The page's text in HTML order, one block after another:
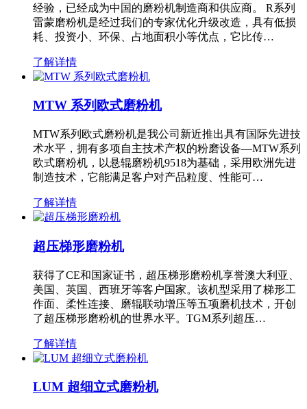
经验，已经成为中国的磨粉机制造商和供应商。 R系列
雷蒙磨粉机是经过我们的专家优化升级改造，具有低损
耗、投资小、环保、占地面积小等优点，它比传…
了解详情
MTW 系列欧式磨粉机
MTW系列欧式磨粉机是我公司新近推出具有国际先进技
术水平，拥有多项自主技术产权的粉磨设备—MTW系列
欧式磨粉机，以悬辊磨粉机9518为基础，采用欧洲先进
制造技术，它能满足客户对产品粒度、性能可…
了解详情
超压梯形磨粉机
获得了CE和国家证书，超压梯形磨粉机享誉澳大利亚、
美国、英国、西班牙等客户国家。该机型采用了梯形工
作面、柔性连接、磨辊联动增压等五项磨机技术，开创
了超压梯形磨粉机的世界水平。TGM系列超压…
了解详情
LUM 超细立式磨粉机